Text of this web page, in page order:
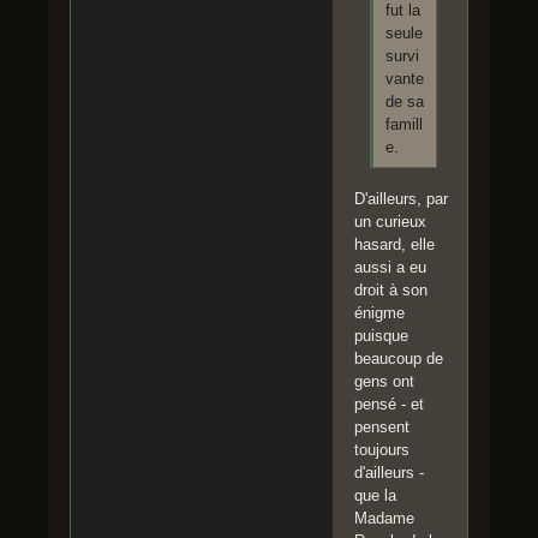
fut la
seule
survi
vante
de sa
famill
e.
D'ailleurs, par
un curieux
hasard, elle
aussi a eu
droit à son
énigme
puisque
beaucoup de
gens ont
pensé - et
pensent
toujours
d'ailleurs -
que la
Madame